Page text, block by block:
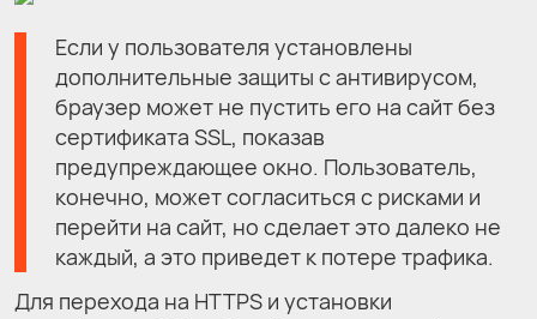
Если у пользователя установлены
дополнительные защиты с антивирусом,
браузер может не пустить его на сайт без
сертификата SSL, показав
предупреждающее окно. Пользователь,
конечно, может согласиться с рисками и
перейти на сайт, но сделает это далеко не
каждый, а это приведет к потере трафика.
Для перехода на HTTPS и установки